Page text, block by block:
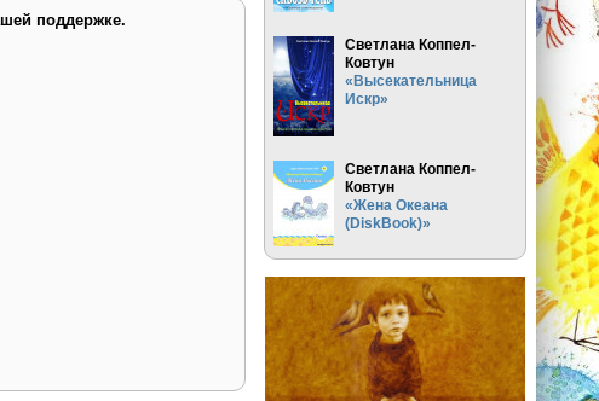
поддержке.
Светлана Коппел-
Ковтун
«Высекательница
Искр»
Светлана Коппел-
Ковтун
«Жена Океана
(DiskBook)»